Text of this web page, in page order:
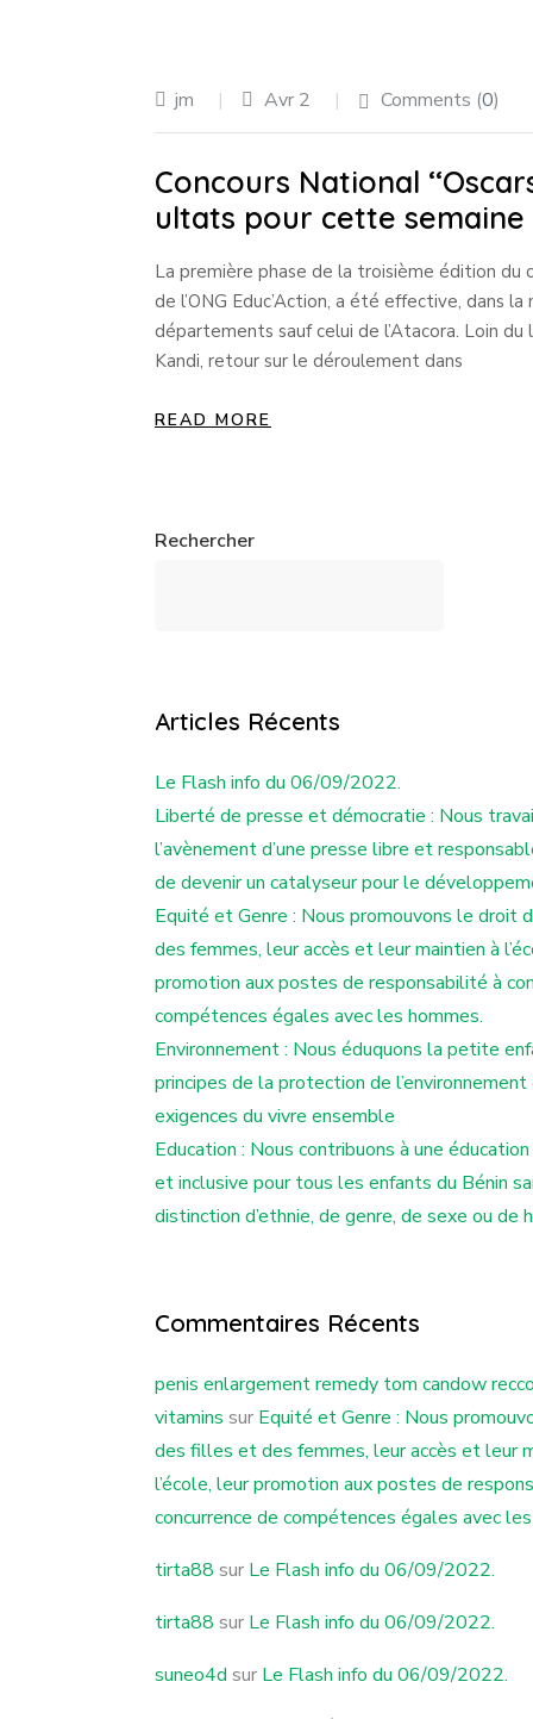
jm Avr 2 Comments (0)
Concours National
ultats pour cette semaine
La première phase de la troisième édition du
de l’ONG Educ’Action, a été effective, dans
départements sauf celui de l’Atacora. Loin
Kandi, retour sur le déroulement dans
READ MORE
Rechercher
Articles Récents
Le Flash info du 06/09/2022.
Liberté de presse et démocratie : Nous
l’avènement d’une presse libre et
de devenir un catalyseur pour le
Equité et Genre : Nous promouvons le droit
des femmes, leur accès et leur maintien à
promotion aux postes de responsabilité à
compétences égales avec les hommes.
Environnement : Nous éduquons la petite
principes de la protection de
exigences du vivre ensemble
Education : Nous contribuons à une
et inclusive pour tous les enfants du Bénin
distinction d’ethnie, de genre, de sexe ou de
Commentaires Récents
penis enlargement remedy tom candow
vitamins sur Equité et Genre : Nous
des filles et des femmes, leur accès et leur
l’école, leur promotion aux postes de
concurrence de compétences égales avec
tirta88 sur Le Flash info du 06/09/2022.
tirta88 sur Le Flash info du 06/09/2022.
suneo4d sur Le Flash info du 06/09/2022.